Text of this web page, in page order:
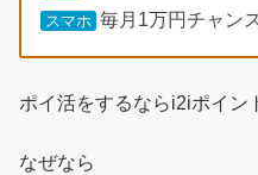
スマホ 毎月1万円チャン
ポイ活をするならi2iポイン
なぜなら